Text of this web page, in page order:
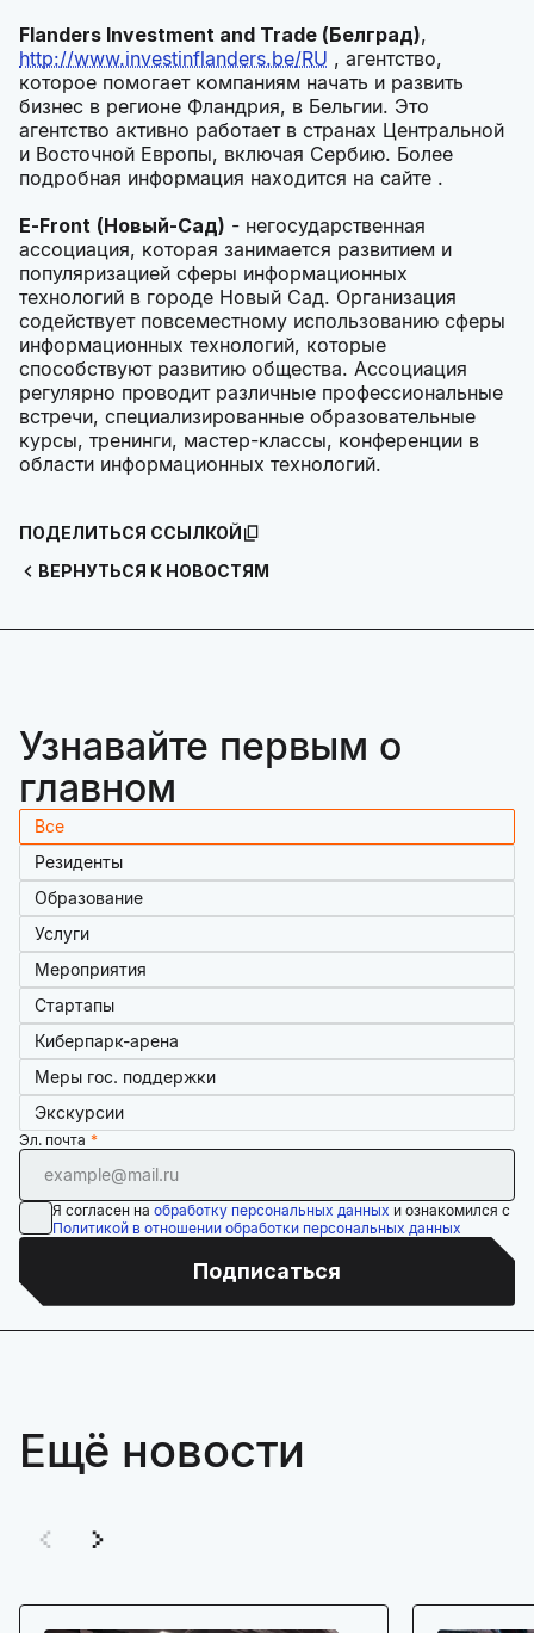
Flanders Investment and Trade (Белград),
http://www.investinflanders.be/RU , агентство,
которое помогает компаниям начать и развить
бизнес в регионе Фландрия, в Бельгии. Это
агентство активно работает в странах Центральной
и Восточной Европы, включая Сербию. Более
подробная информация находится на сайте .
E-Front (Новый-Сад) - негосударственная
ассоциация, которая занимается развитием и
популяризацией сферы информационных
технологий в городе Новый Сад. Организация
содействует повсеместному использованию сферы
информационных технологий, которые
способствуют развитию общества. Ассоциация
регулярно проводит различные профессиональные
встречи, специализированные образовательные
курсы, тренинги, мастер-классы, конференции в
области информационных технологий.
ВЕРНУТЬСЯ К НОВОСТЯМ
ПОДЕЛИТЬСЯ ССЫЛКОЙ
Узнавайте первым о
главном
Все
Резиденты
Образование
Услуги
Мероприятия
Стартапы
Киберпарк-арена
Меры гос. поддержки
Экскурсии
Эл. почта
Я согласен на обработку персональных данных и ознакомился с
Политикой в отношении обработки персональных данных
Подписаться
Ещё новости